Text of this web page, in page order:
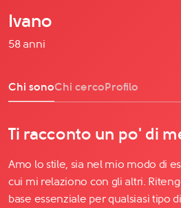
Instagram
TikTok
Ivano
58 anni
Chi sonoChi cercoProfilo
Ti racconto un po' di
Amo lo stile, sia nel mio modo di
cui mi relaziono con gli altri.
base essenziale per qualsiasi tipo